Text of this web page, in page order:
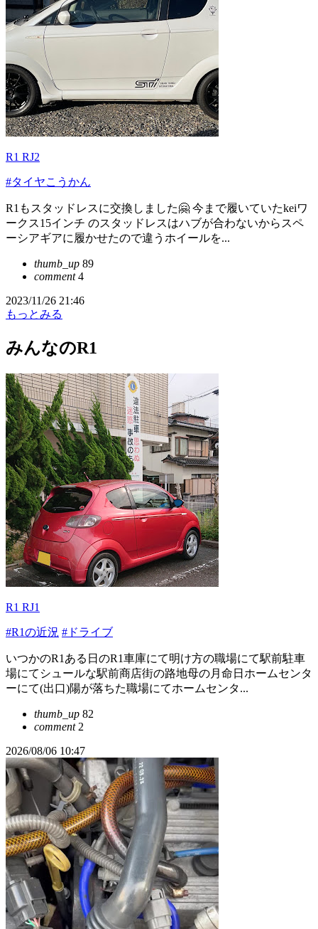
R1 RJ2
#タイヤこうかん
R1もスタッドレスに交換しました🤗 今まで履いていたkeiワ
ークス15インチ のスタッドレスはハブが合わないからスペ
ーシアギアに履かせたので違うホイールを...
thumb_up 89
comment4
2023/11/26 21:46
もっとみる
みんなのR1
R1 RJ1
#R1の近況 #ドライブ
いつかのR1ある日のR1車庫にて明け方の職場にて駅前駐車
場にてシュールな駅前商店街の路地母の月命日ホームセンタ
ーにて(出口)陽が落ちた職場にてホームセンタ...
thumb_up 82
comment2
2026/08/06 10:47